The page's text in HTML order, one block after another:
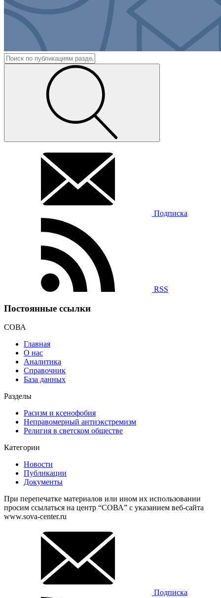
Подписка
RSS
Постоянные ссылки
СОВА
Главная
О нас
Аналитика
Справочник
База данных
Разделы
Расизм и ксенофобия
Неправомерный антиэкстремизм
Религия в светском обществе
Категории
Новости
Публикации
Документы
При перепечатке материалов или ином их использовании
просим ссылаться на центр “СОВА” с указанием веб-сайта
www.sova-center.ru
Подписка